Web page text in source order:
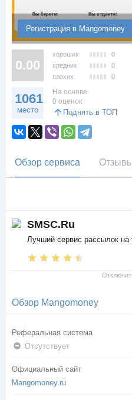
Регистрация в Mangomoney
0.00
хороших
0
средних
0
плохих
0
1061
место
На основе
0 оценок
Поднять в ТОП
Обзор сервиса
SMSC.Ru
Лучший сервис рассылок на
Обзор Mangomoney
Реферальная система
Отсутствует
Официальный сайт
Mangomoney.ru